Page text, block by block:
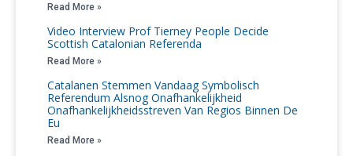
Read More »
Video Interview Prof Tierney People Decide
Scottish Catalonian Referenda
Read More »
Catalanen Stemmen Vandaag Symbolisch
Referendum Alsnog Onafhankelijkheid
Onafhankelijkheidsstreven Van Regios Binnen De
Eu
Read More »